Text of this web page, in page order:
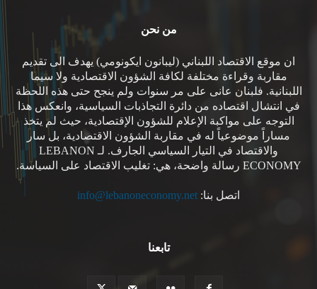
من نحن
ان موقع الاقتصاد اللبناني (ليبانون ايكونومي) يهدف الى تقديم
مقاربة وقراءة مختلفة لكافة الشؤون الاقتصادية ولا سيما
اللبنانية. فلبنان عانى على مر سنوات ولم ينجح حتى هذه اللحظة
في انتشال اقتصاده من دائرة التجاذبات السياسية، وانعكس هذا
التوجه على مواكبة الإعلام للشؤون الإقتصادية، حيث لم يتخذ
مساراً موضوعياً له في مقاربة الشؤون الاقتصادية، بل سار
والاقتصاد في التيار السياسي الجارف. لـ LEBANON
ECONOMY رسالة واضحة، هي: تغليب الاقتصاد على السياسة.
اتصل بنا: info@lebanoneconomy.net
تابعنا